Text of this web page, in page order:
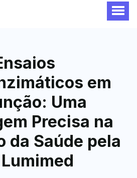
em
Uma
Precisa na
da Saúde pela